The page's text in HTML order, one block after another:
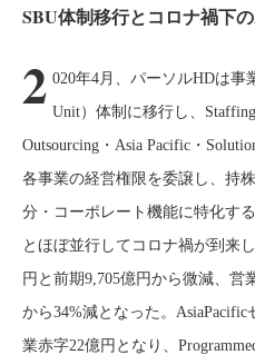
SBU体制移行とコロナ禍下
2 020年4月、パーソルHDは事
Unit）体制に移行し、Staffing
Outsourcing・Asia Pacific・
各事業の経営権限を委譲し、持
分・コーポレート機能に特化す
とほぼ並行してコロナ禍が到来
円と前期9,705億円から微減、営
から34%減となった。AsiaPacific
業赤字22億円となり、